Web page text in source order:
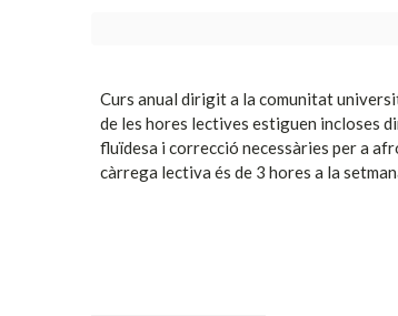
Curs anual dirigit a la comunitat
de les hores lectives estiguen incloses
fluïdesa i correcció necessàries per a
càrrega lectiva és de 3 hores a la